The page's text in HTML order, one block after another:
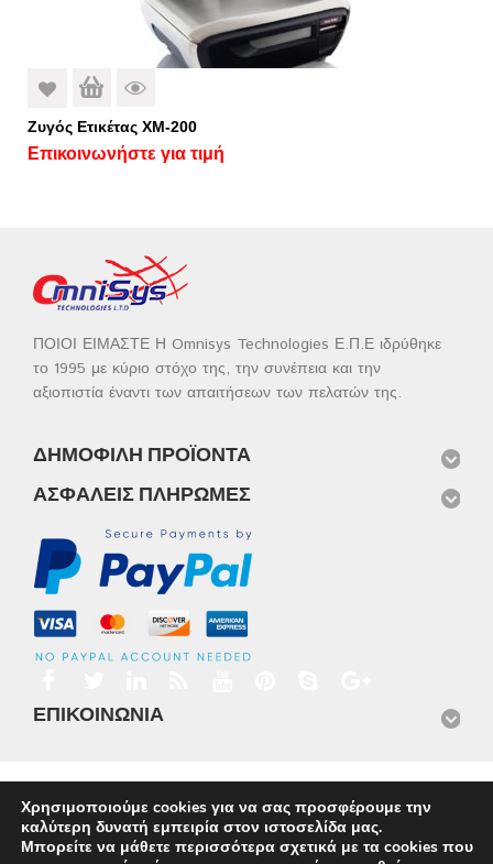
Ζυγός Ετικέτας ΧM-200
Επικοινωνήστε για τιμή
ΠΟΙΟΙ ΕΙΜΑΣΤΕ Η Omnisys Technologies Ε.Π.Ε ιδρύθηκε
το 1995 με κύριο στόχο της, την συνέπεια και την
αξιοπιστία έναντι των απαιτήσεων των πελατών της.
ΔΗΜΟΦΙΛΉ ΠΡΟΪΌΝΤΑ
ΑΣΦΑΛΕΊΣ ΠΛΗΡΩΜΈΣ
ΕΠΙΚΟΙΝΩΝΊΑ
Προϊόντα
Φωτογραφίες
Service
Εταιρικό Προφίλ
Επικοινωνία
© 2026Omnisys
Χρησιμοποιούμε cookies για να σας προσφέρουμε την
καλύτερη δυνατή εμπειρία στον ιστοσελίδα μας.
Μπορείτε να μάθετε περισσότερα σχετικά με τα cookies που